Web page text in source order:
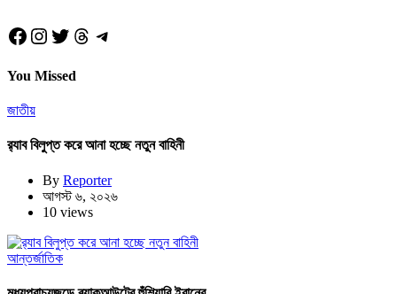
Facebook
Instagram
Twitter
Threads
Telegram
You Missed
জাতীয়
র‍্যাব বিলুপ্ত করে আনা হচ্ছে নতুন বাহিনী
By Reporter
আগস্ট ৬, ২০২৬
10 views
আন্তর্জাতিক